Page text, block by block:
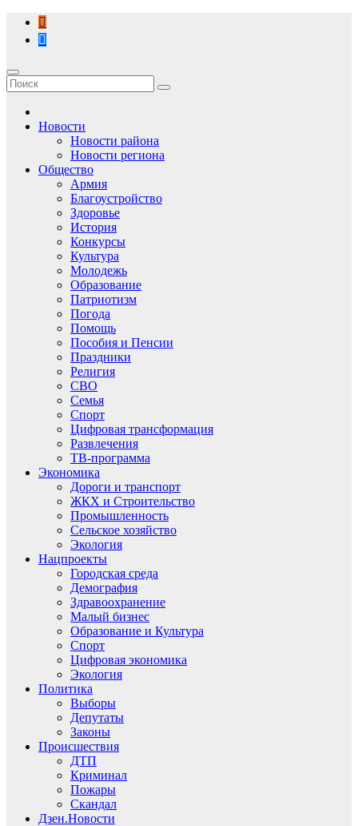
Перейти
содержимому
Новости
Новости района
Новости региона
Общество
Армия
Благоустройство
Здоровье
История
Конкурсы
Культура
Молодежь
Образование
Патриотизм
Погода
Помощь
Пособия и Пенсии
Праздники
Религия
СВО
Семья
Спорт
Цифровая трансформация
Развлечения
ТВ-программа
Экономика
Дороги и транспорт
ЖКХ и Строительство
Промышленность
Сельское хозяйство
Экология
Нацпроекты
Городская среда
Демография
Здравоохранение
Малый бизнес
Образование и Культура
Спорт
Цифровая экономика
Экология
Политика
Выборы
Депутаты
Законы
Происшествия
ДТП
Криминал
Пожары
Скандал
Дзен.Новости